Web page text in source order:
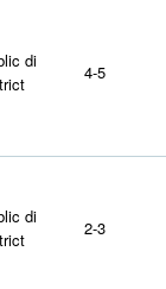
di
4-5
di
2-3